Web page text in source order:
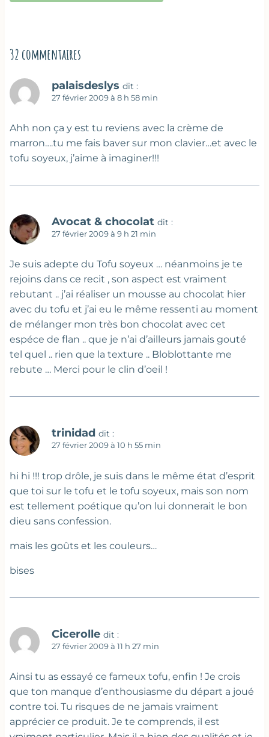
32 commentaires
palaisdeslys dit :
27 février 2009 à 8 h 58 min
Ahh non ça y est tu reviens avec la crème de
marron….tu me fais baver sur mon clavier…et avec le
tofu soyeux, j’aime à imaginer!!!
Avocat & chocolat dit :
27 février 2009 à 9 h 21 min
Je suis adepte du Tofu soyeux … néanmoins je te
rejoins dans ce recit , son aspect est vraiment
rebutant .. j’ai réaliser un mousse au chocolat hier
avec du tofu et j’ai eu le même ressenti au moment
de mélanger mon très bon chocolat avec cet
espéce de flan .. que je n’ai d’ailleurs jamais gouté
tel quel .. rien que la texture .. Bloblottante me
rebute … Merci pour le clin d’oeil !
trinidad dit :
27 février 2009 à 10 h 55 min
hi hi !!! trop drôle, je suis dans le même état d’esprit
que toi sur le tofu et le tofu soyeux, mais son nom
est tellement poétique qu’on lui donnerait le bon
dieu sans confession.
mais les goûts et les couleurs…
bises
Cicerolle dit :
27 février 2009 à 11 h 27 min
Ainsi tu as essayé ce fameux tofu, enfin ! Je crois
que ton manque d’enthousiasme du départ a joué
contre toi. Tu risques de ne jamais vraiment
apprécier ce produit. Je te comprends, il est